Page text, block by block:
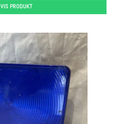
VIS PRODUKT